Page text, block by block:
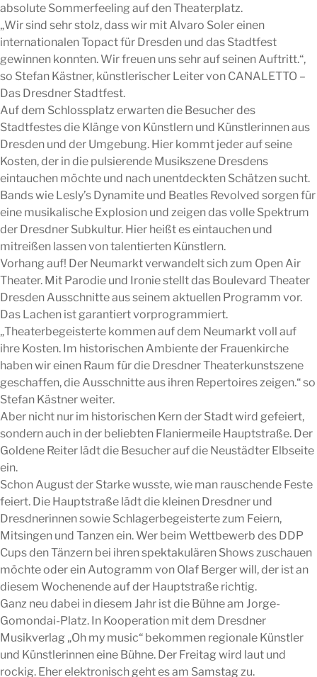
absolute Sommerfeeling auf den Theaterplatz.
„Wir sind sehr stolz, dass wir mit Alvaro Soler einen
internationalen Topact für Dresden und das Stadtfest
gewinnen konnten. Wir freuen uns sehr auf seinen Auftritt.“,
so Stefan Kästner, künstlerischer Leiter von CANALETTO –
Das Dresdner Stadtfest.
Auf dem Schlossplatz erwarten die Besucher des
Stadtfestes die Klänge von Künstlern und Künstlerinnen aus
Dresden und der Umgebung. Hier kommt jeder auf seine
Kosten, der in die pulsierende Musikszene Dresdens
eintauchen möchte und nach unentdeckten Schätzen sucht.
Bands wie Lesly’s Dynamite und Beatles Revolved sorgen für
eine musikalische Explosion und zeigen das volle Spektrum
der Dresdner Subkultur. Hier heißt es eintauchen und
mitreißen lassen von talentierten Künstlern.
Vorhang auf! Der Neumarkt verwandelt sich zum Open Air
Theater. Mit Parodie und Ironie stellt das Boulevard Theater
Dresden Ausschnitte aus seinem aktuellen Programm vor.
Das Lachen ist garantiert vorprogrammiert.
„Theaterbegeisterte kommen auf dem Neumarkt voll auf
ihre Kosten. Im historischen Ambiente der Frauenkirche
haben wir einen Raum für die Dresdner Theaterkunstszene
geschaffen, die Ausschnitte aus ihren Repertoires zeigen.“ so
Stefan Kästner weiter.
Aber nicht nur im historischen Kern der Stadt wird gefeiert,
sondern auch in der beliebten Flaniermeile Hauptstraße. Der
Goldene Reiter lädt die Besucher auf die Neustädter Elbseite
ein.
Schon August der Starke wusste, wie man rauschende Feste
feiert. Die Hauptstraße lädt die kleinen Dresdner und
Dresdnerinnen sowie Schlagerbegeisterte zum Feiern,
Mitsingen und Tanzen ein. Wer beim Wettbewerb des DDP
Cups den Tänzern bei ihren spektakulären Shows zuschauen
möchte oder ein Autogramm von Olaf Berger will, der ist an
diesem Wochenende auf der Hauptstraße richtig.
Ganz neu dabei in diesem Jahr ist die Bühne am Jorge-
Gomondai-Platz. In Kooperation mit dem Dresdner
Musikverlag „Oh my music“ bekommen regionale Künstler
und Künstlerinnen eine Bühne. Der Freitag wird laut und
rockig. Eher elektronisch geht es am Samstag zu.